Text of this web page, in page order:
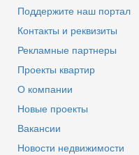
Поддержите наш портал
Контакты и реквизиты
Рекламные партнеры
Проекты квартир
О компании
Новые проекты
Вакансии
Новости недвижимости